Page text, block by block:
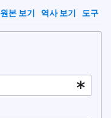
원본 보기 역사 보기 도구